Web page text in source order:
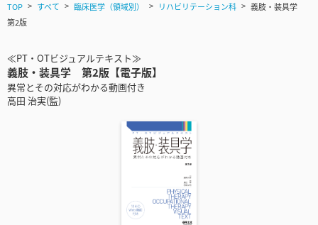
TOP すべて 臨床医学（領域別） リハビリテーション科
義肢・装具学
第2版
≪PT・OTビジュアルテキスト≫
義肢・装具学 第2版【電子版】
異常とその対応がわかる動画付き
高田 治実(監)